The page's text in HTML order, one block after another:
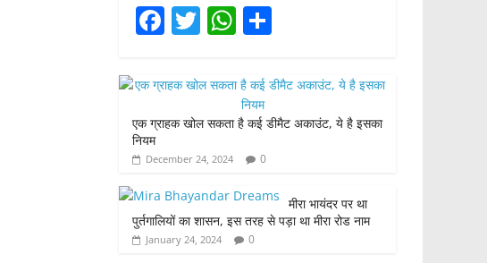
F
c
b
o
o
k
T
itt
W
at
s
A
p
p
ar
e
एक ग्राहक खोल सकता है कई डीमैट अकाउंट, ये है इसका
नियम
December 24, 2024 0
मीरा भायंदर पर था
पुर्तगालियों का शासन, इस तरह से पड़ा था मीरा रोड नाम
January 24, 2024 0